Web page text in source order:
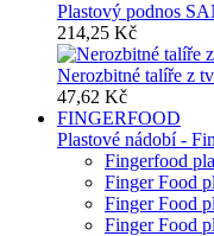
Plastový podnos
214,25 Kč
Nerozbitné talíře z
47,62 Kč
FINGERFOOD
Plastové nádobí -
Fingerfood
Finger Food
Finger Food
Finger Food